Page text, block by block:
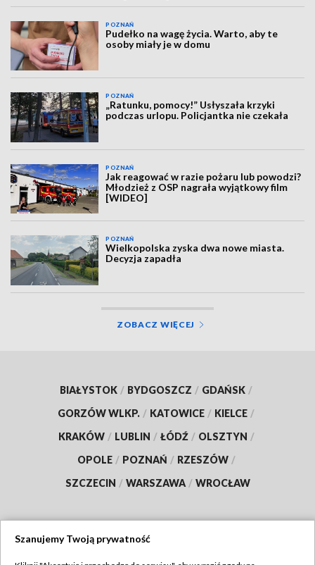
POZNAŃ
Pudełko na wagę życia. Warto, aby te
osoby miały je w domu
POZNAŃ
„Ratunku, pomocy!” Usłyszała krzyki
podczas urlopu. Policjantka nie czekała
POZNAŃ
Jak reagować w razie pożaru lub powodzi?
Młodzież z OSP nagrała wyjątkowy film
[WIDEO]
POZNAŃ
Wielkopolska zyska dwa nowe miasta.
Decyzja zapadła
ZOBACZ WIĘCEJ
BIAŁYSTOK / BYDGOSZCZ / GDAŃSK /
GORZÓW WLKP. / KATOWICE / KIELCE /
KRAKÓW / LUBLIN / ŁÓDŹ / OLSZTYN /
OPOLE / POZNAŃ / RZESZÓW /
SZCZECIN / WARSZAWA / WROCŁAW
Szanujemy Twoją prywatność